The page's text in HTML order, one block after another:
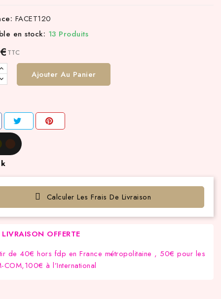
FACET120
en stock: 13 Produits
TTC
Ajouter Au Panier
Calculer Les Frais De Livraison
LIVRAISON OFFERTE
de 40€ hors fdp en France métropolitaine , 50€ pour les
COM,100€ à l’International